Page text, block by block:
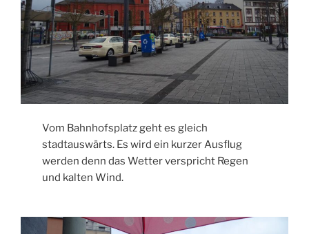
Vom Bahnhofsplatz geht es gleich
stadtauswärts. Es wird ein kurzer Ausflug
werden denn das Wetter verspricht Regen
und kalten Wind.